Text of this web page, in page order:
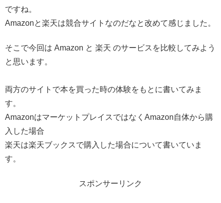
ですね。
Amazonと楽天は競合サイトなのだなと改めて感じました。
そこで今回は Amazon と 楽天 のサービスを比較してみよう
と思います。
両方のサイトで本を買った時の体験をもとに書いてみま
す。
AmazonはマーケットプレイスではなくAmazon自体から購
入した場合
楽天は楽天ブックスで購入した場合について書いていま
す。
スポンサーリンク